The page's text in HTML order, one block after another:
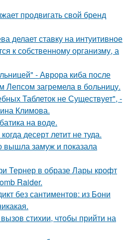
продвигать свой бренд
делает ставку на интуитивное
к собственному организму, а
- Аврора киба после
Лепсом загремела в больницу.
Таблеток не Существует", -
Климова.
на воде.
десерт летит не туда.
вышла замуж и показала
Тернер в образе Лары крофт
Raider.
без сантиментов: из Бони
стихии, чтобы прийти на